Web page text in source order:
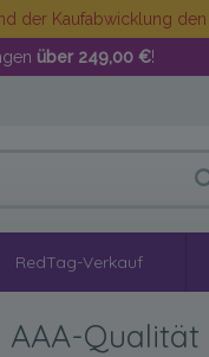
der Kaufabwicklung
über 249,00 €!
RedTag-Verkauf
AAA-Qualität